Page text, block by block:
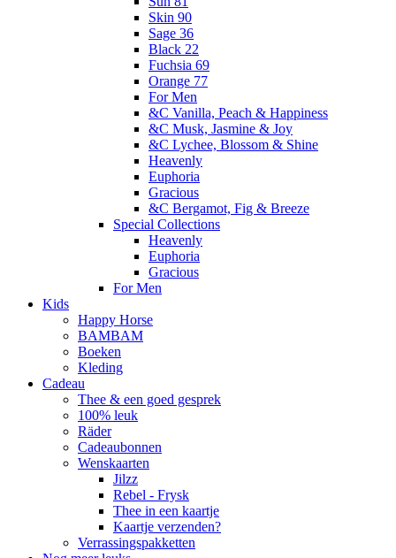
Skin 90
Sage 36
Black 22
Fuchsia 69
Orange 77
For Men
&C Vanilla, Peach & Happiness
&C Musk, Jasmine & Joy
&C Lychee, Blossom & Shine
Heavenly
Euphoria
Gracious
&C Bergamot, Fig & Breeze
Special Collections
Heavenly
Euphoria
Gracious
For Men
Kids
Happy Horse
BAMBAM
Boeken
Kleding
Cadeau
Thee & een goed gesprek
100% leuk
Räder
Cadeaubonnen
Wenskaarten
Jilzz
Rebel - Frysk
Thee in een kaartje
Kaartje verzenden?
Verrassingspakketten